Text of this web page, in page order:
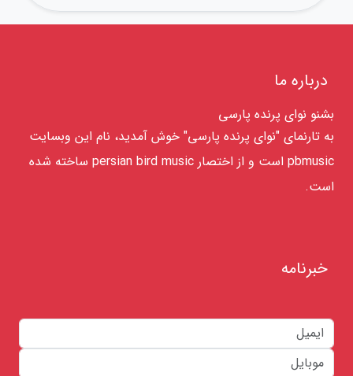
درباره ما
بشنو نوای پرنده پارسی
به تارنمای "نوای پرنده پارسی" خوش آمدید، نام این وبسایت
pbmusic است و از اختصار persian bird music ساخته شده
است.
خبرنامه